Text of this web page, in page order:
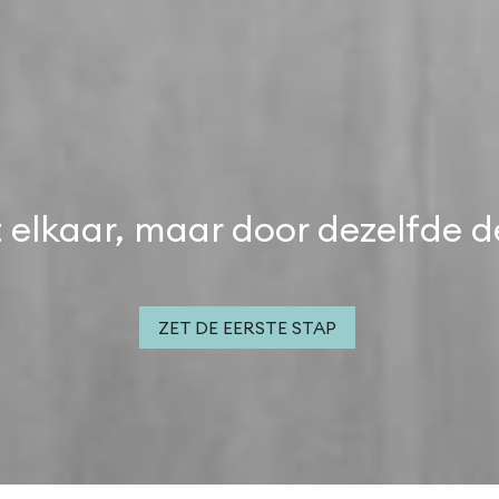
maar door dezelfde
ZET DE EERSTE STAP